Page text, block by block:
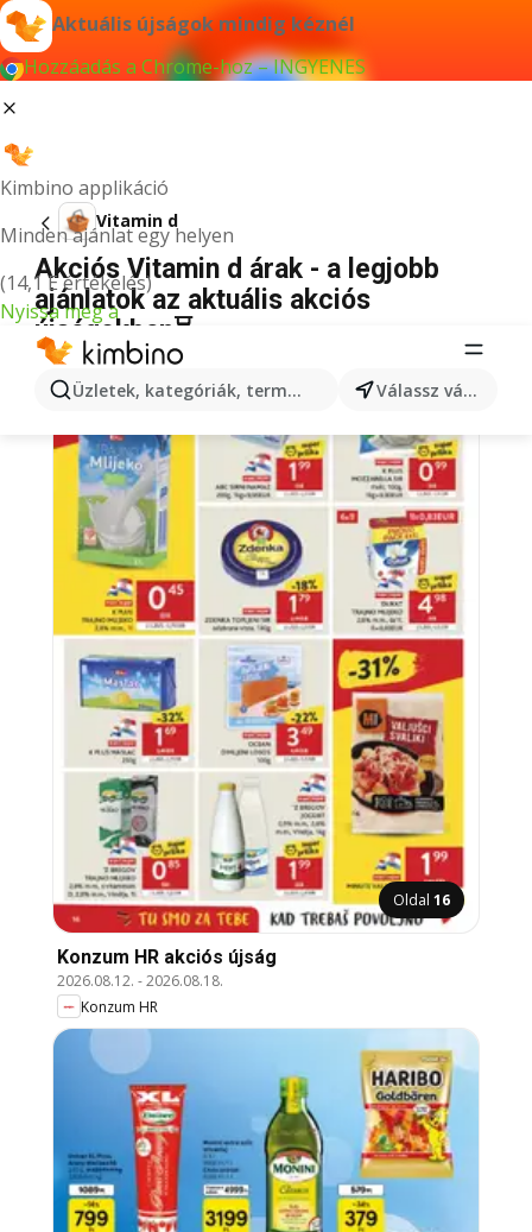
Aktuális újságok mindig kéznél
Hozzáadás a Chrome-hoz – INGYENES
Kimbino applikáció
Minden ajánlat egy helyen
(14,1 E értékelés)
Nyissa meg a
Üzletek, kategóriák, termékek keresése... Válassz várost
Vitamin d
Akciós Vitamin d árak - a legjobb
ajánlatok az aktuális akciós
újságokban⏳
Oldal 16
Konzum HR akciós újság
2026.08.12. -2026.08.18.
Konzum HR